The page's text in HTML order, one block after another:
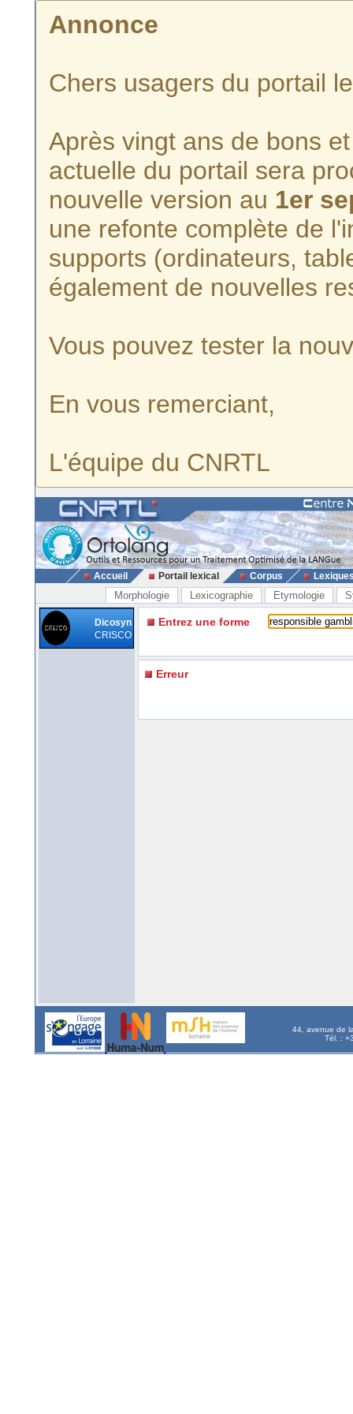
Annonce
Chers usagers du portail
Après vingt ans de bons
actuelle du portail sera
nouvelle version au 1er
une refonte complète de
supports (ordinateurs,
également de nouvelles
Vous pouvez tester la
En vous remerciant,
L'équipe du CNRTL
Accueil Portail lexical Corpus
Morphologie Lexicographie Etymologie
Dicosyn
CRISCO
Entrez une forme
Erreur
44, avenue de
Tél. :